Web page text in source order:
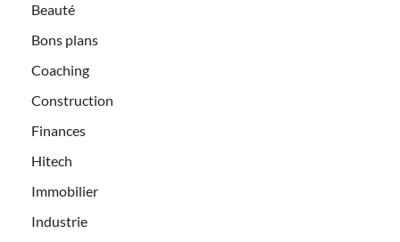
Beauté
Bons plans
Coaching
Construction
Finances
Hitech
Immobilier
Industrie